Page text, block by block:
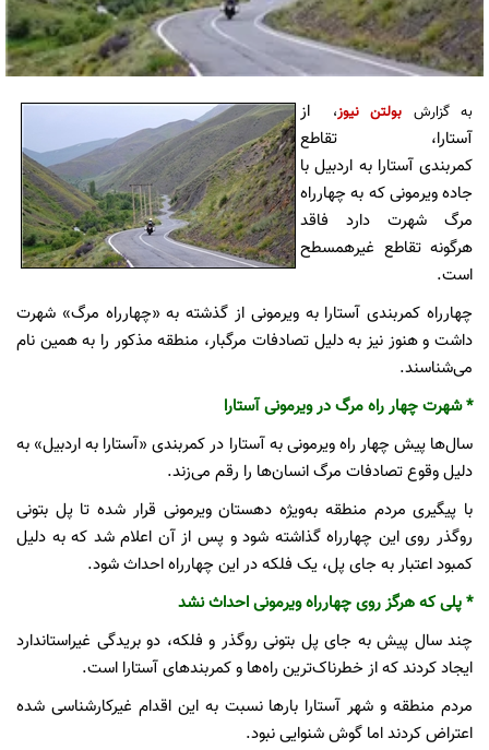
به گزارش بولتن نيوز،
از
آستارا، تقاطع
کمربندی آستارا به اردبیل با
جاده ویرمونی که به چهارراه
مرگ شهرت دارد فاقد
هرگونه تقاطع غیرهمسطح
است.
چهارراه کمربندی آستارا به ویرمونی از گذشته به «چهارراه مرگ» شهرت
داشت و هنوز نیز به دلیل تصادفات مرگبار، منطقه مذکور را به همین نام
می‌شناسند.
* شهرت چهار راه مرگ در ویرمونی آستارا
سال‌ها پیش چهار راه ویرمونی به ‌آستارا در کمربندی «آستارا به اردبیل» به
دلیل وقوع تصادفات مرگ انسان‌ها را رقم می‌زند.
با پیگیری مردم منطقه به‌ویژه دهستان ویرمونی قرار شده تا پل بتونی
روگذر روی این چهارراه گذاشته شود و پس از آن اعلام شد که به دلیل
کمبود اعتبار به جای پل، یک فلکه‌ در این چهارراه احداث شود.
* پلی که هرگز روی چهارراه ویرمونی احداث نشد
چند سال پیش به جای پل بتونی روگذر و فلکه، دو بریدگی غیراستاندارد
ایجاد کردند که از خطرناک‌ترین راه‌ها و کمربندهای آستارا است.
مردم منطقه و شهر آستارا بارها نسبت به این اقدام غیرکارشناسی شده
اعتراض کردند اما گوش شنوایی نبود.